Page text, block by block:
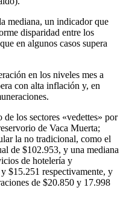
mediana, un indicador que
disparidad entre los
en algunos casos supera
en los niveles mes a
con alta inflación y, en
los sectores «vedettes» por
de Vaca Muerta;
la no tradicional, como el
de $102.953, y una mediana
de hotelería y
$15.251 respectivamente, y
de $20.850 y 17.998